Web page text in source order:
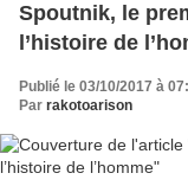
Spoutnik, le
l’histoire de
Publié le 03/10/2017 à
Par rakotoarison